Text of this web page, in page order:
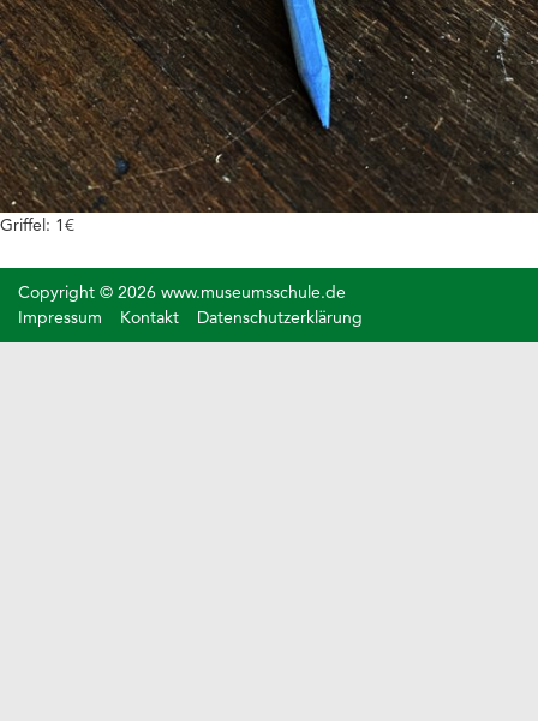
Griffel: 1€
Copyright © 2026 www.museumsschule.de
Impressum
Kontakt Datenschutzerklärung